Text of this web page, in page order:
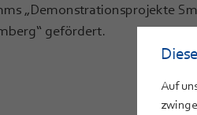
„Demonstrationsprojekte
gefördert.
Auf